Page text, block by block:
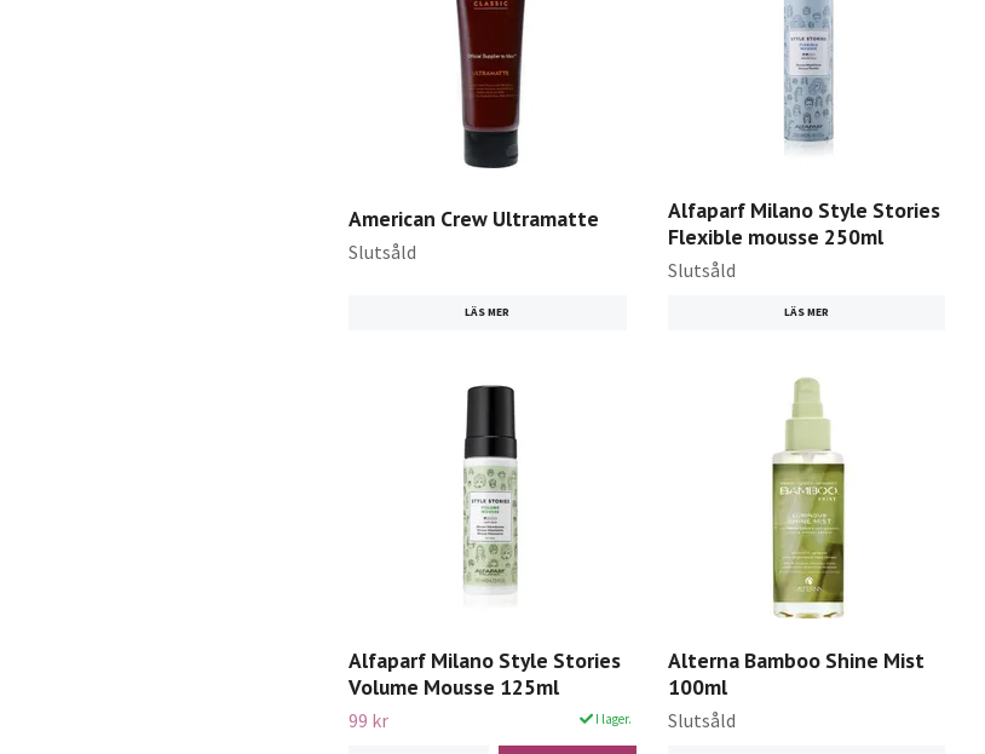
American Crew Ultramatte
Slutsåld
LÄS MER
Alfaparf Milano Style Stories
Flexible mousse 250ml
Slutsåld
LÄS MER
Alfaparf Milano Style Stories
Volume Mousse 125ml
99 kr I lager.
Alterna Bamboo Shine Mist
100ml
Slutsåld